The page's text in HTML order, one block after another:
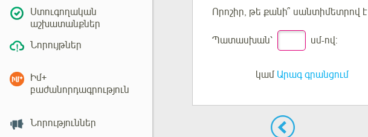
Ստուգողական
աշխատանքներ
Նորույթներ
Իմ+
բաժանորդագրություն
Նորություններ
Որոշիր, թե քանի՞ սանտիմետրով է
Պատասխան՝ սմ-ով:
կամ Արագ գրանցում